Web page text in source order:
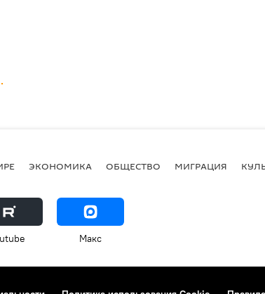
ЭКОНОМИКА ОБЩЕСТВО МИГРАЦИЯ
Макс